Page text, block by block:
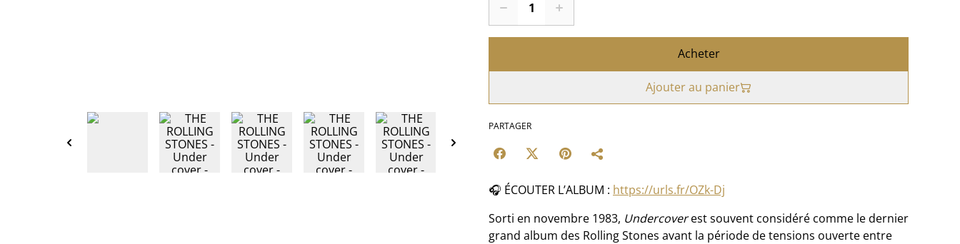
Acheter
Ajouter au panier
PARTAGER
🎧 ÉCOUTER L’ALBUM : https://urls.fr/OZk-Dj
Sorti en novembre 1983, Undercoverest souvent considéré comme le dernier
grand album des Rolling Stones avant la période de tensions ouverte entre